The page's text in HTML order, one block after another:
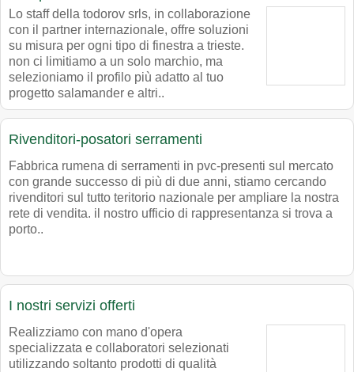
Lo staff della todorov srls, in collaborazione
con il partner internazionale, offre soluzioni
su misura per ogni tipo di finestra a trieste.
non ci limitiamo a un solo marchio, ma
selezioniamo il profilo più adatto al tuo
progetto salamander e altri..
Rivenditori-posatori serramenti
Fabbrica rumena di serramenti in pvc-presenti sul mercato
con grande successo di più di due anni, stiamo cercando
rivenditori sul tutto teritorio nazionale per ampliare la nostra
rete di vendita. il nostro ufficio di rappresentanza si trova a
porto..
I nostri servizi offerti
Realizziamo con mano d'opera
specializzata e collaboratori selezionati
utilizzando soltanto prodotti di qualità